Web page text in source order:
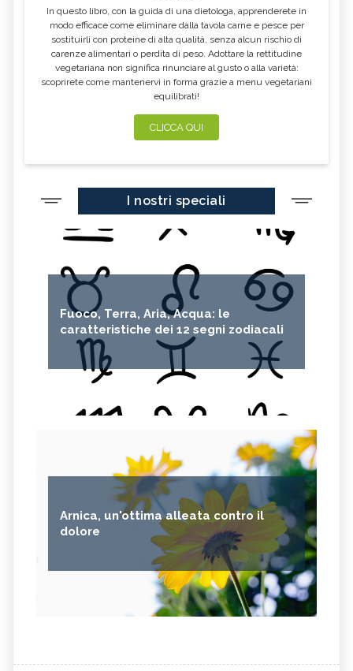
In questo libro, con la guida di una dietologa, apprenderete in
modo efficace come eliminare dalla tavola carne e pesce per
sostituirli con proteine di alta qualità, senza alcun rischio di
carenze alimentari o perdita di peso. Adottare la rettitudine
vegetariana non significa rinunciare al gusto o alla varietà:
scoprirete come mantenervi in forma grazie a menu vegetariani
equilibrati!
CLICCA QUI
I nostri speciali
Fuoco, Terra, Aria, Acqua: le
caratteristiche dei 12 segni zodiacali
Arnica, un'ottima alleata contro il
dolore